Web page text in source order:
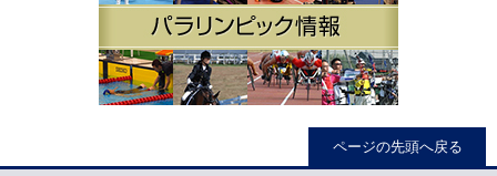
ページの先頭へ戻る